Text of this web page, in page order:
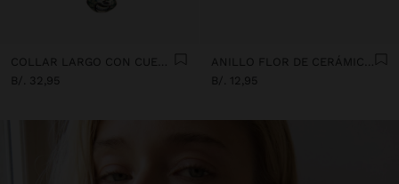
COLLAR LARGO CON CUENTAS Y COLGANTES DE CERÁMICA
B/. 32,95
ANILLO FLOR DE CERÁMICA CON ESMALTE
B/. 12,95